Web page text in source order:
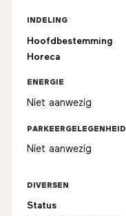
INDELING
Hoofdbestemming
Horeca
ENERGIE
Niet aanwezig
PARKEERGELEGENHEID
Niet aanwezig
DIVERSEN
Status